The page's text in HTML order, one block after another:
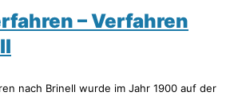
– Verfahren
nach Brinell wurde im Jahr 1900 auf der